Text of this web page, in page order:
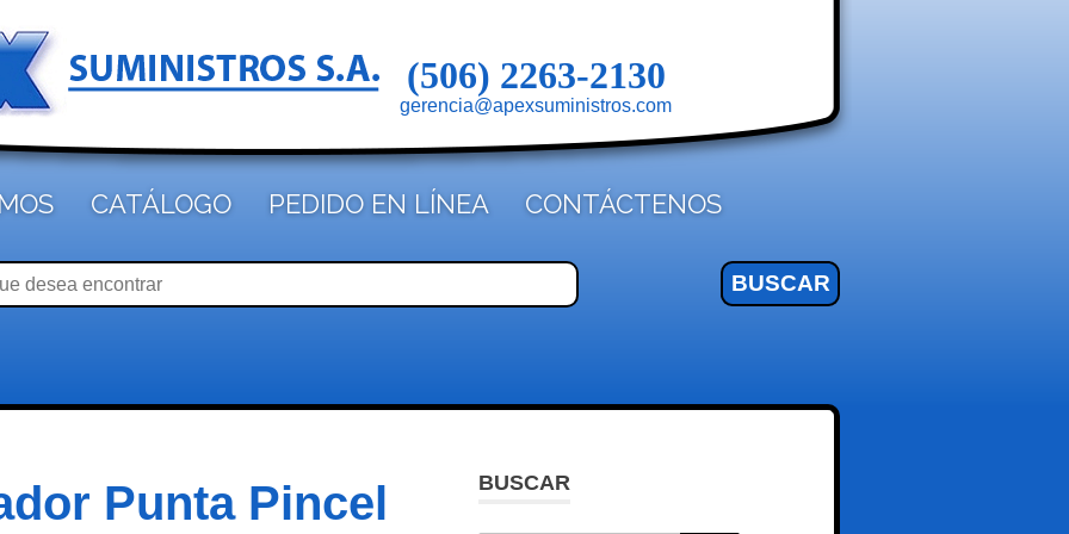
(506) 2263-2130
gerencia@apexsuministros.com
CATÁLOGO PEDIDO EN LÍNEA CONTÁCTENOS
Punta Pincel
BUSCAR